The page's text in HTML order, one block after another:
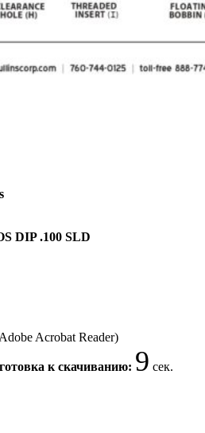
DIP .100 SLD
Acrobat Reader)
к скачиванию: 9 сек.